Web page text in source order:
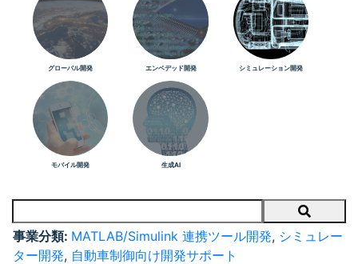
グローバル開発 エンベデッド開発 シミュレーション開発
モバイル開発 生成AI
Search
事業分類: MATLAB/Simulink 連携ツール開発, シミュレー
ター開発, 自動車制御向け開発サポート